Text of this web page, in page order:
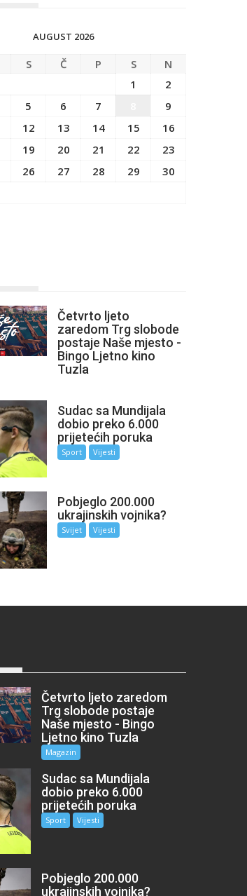
AUGUST 2026
S Č P S
N
1
2
5 6 7
9
12 13 14 15
16
19 20 21 22
23
26 27 28 29
30
Četvrto ljeto
zaredom Trg slobode
postaje Naše mjesto -
Bingo Ljetno kino
Tuzla
Sudac sa Mundijala
dobio preko 6.000
prijetećih poruka
Sport Vijesti
Pobjeglo 200.000
ukrajinskih vojnika?
Svijet Vijesti
Četvrto ljeto zaredom
Trg slobode postaje
Naše mjesto - Bingo
Ljetno kino Tuzla
Magazin
Sudac sa Mundijala
dobio preko 6.000
prijetećih poruka
Sport Vijesti
Pobjeglo 200.000
ukrajinskih vojnika?